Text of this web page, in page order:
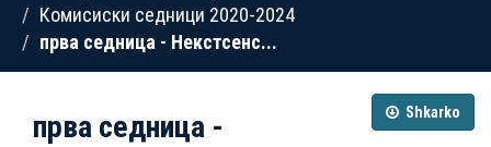
përmbajtjaКомисиски седници 2020-2024
прва седница - Некстсенс...
Shkarko
прва седница -